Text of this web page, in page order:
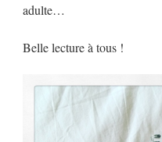
adulte…
Belle lecture à tous !